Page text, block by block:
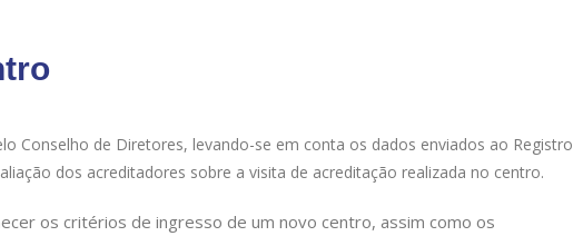
Conselho de Diretores, levando-se em conta os dados enviados ao Registro
dos acreditadores sobre a visita de acreditação realizada no centro.
os critérios de ingresso de um novo centro, assim como os